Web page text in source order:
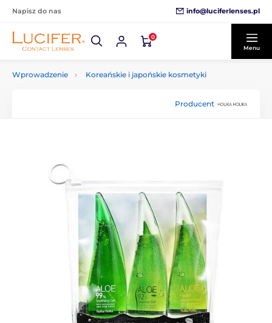
Napisz do nas info@luciferlenses.pl
0
Menu
Wprowadzenie Koreańskie i japońskie kosmetyki
Producent